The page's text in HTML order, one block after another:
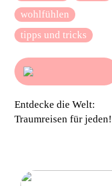
wohlfühlen
tipps und tricks
Entdecke die Welt:
Traumreisen für jeden!